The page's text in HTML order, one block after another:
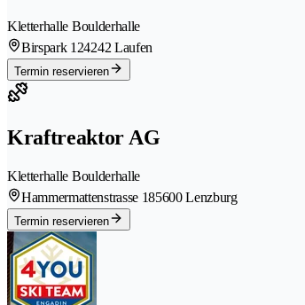
Kletterhalle Boulderhalle
Birspark 124242 Laufen
Termin reservieren
Kraftreaktor AG
Kletterhalle Boulderhalle
Hammermattenstrasse 185600 Lenzburg
Termin reservieren